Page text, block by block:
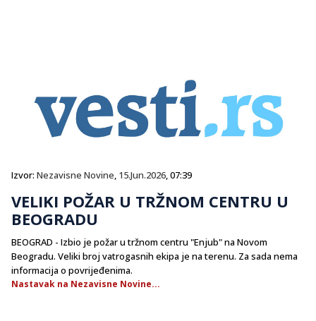
Izvor: Nezavisne Novine, 15.Jun.2026, 07:39
VELIKI POŽAR U TRŽNOM CENTRU U
BEOGRADU
BEOGRAD - Izbio je požar u tržnom centru "Enjub" na Novom
Beogradu. Veliki broj vatrogasnih ekipa je na terenu. Za sada nema
informacija o povrijeđenima.
Nastavak na Nezavisne Novine...